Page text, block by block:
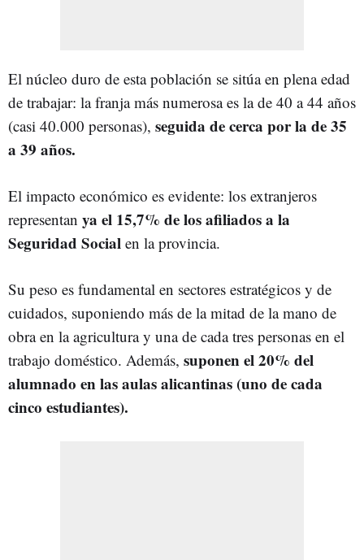
El núcleo duro de esta población se sitúa en plena edad
de trabajar: la franja más numerosa es la de 40 a 44 años
(casi 40.000 personas), seguida de cerca por la de 35
a 39 años.
El impacto económico es evidente: los extranjeros
representan ya el 15,7% de los afiliados a la
Seguridad Social en la provincia.
Su peso es fundamental en sectores estratégicos y de
cuidados, suponiendo más de la mitad de la mano de
obra en la agricultura y una de cada tres personas en el
trabajo doméstico. Además, suponen el 20% del
alumnado en las aulas alicantinas (uno de cada
cinco estudiantes).